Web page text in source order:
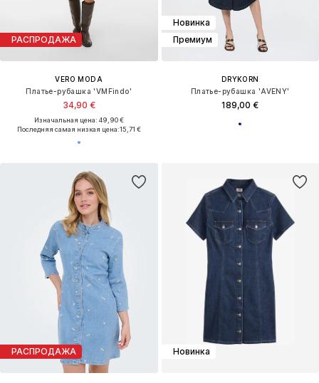
РАСПРОДАЖА
VERO MODA
Платье-рубашка 'VMFindo'
34,90 €
Изначальная цена: 49,90 €
Последняя самая низкая цена:15,71 €
Новинка
Премиум
DRYKORN
Платье-рубашка 'AVENY'
189,00 €
РАСПРОДАЖА Новинка